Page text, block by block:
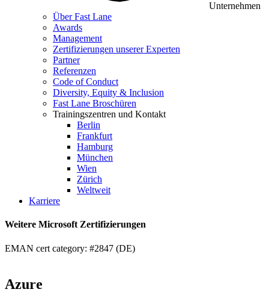
Unternehmen
Über Fast Lane
Awards
Management
Zertifizierungen unserer Experten
Partner
Referenzen
Code of Conduct
Diversity, Equity & Inclusion
Fast Lane Broschüren
Trainingszentren und Kontakt
Berlin
Frankfurt
Hamburg
München
Wien
Zürich
Weltweit
Karriere
Weitere Microsoft Zertifizierungen
EMAN cert category: #2847 (DE)
Azure